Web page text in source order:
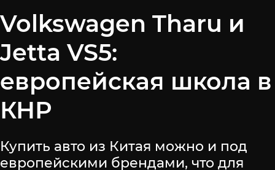
Volkswagen Tharu и
Jetta VS5:
европейская школа в
КНР
Купить авто из Китая можно и под
европейскими брендами, что для